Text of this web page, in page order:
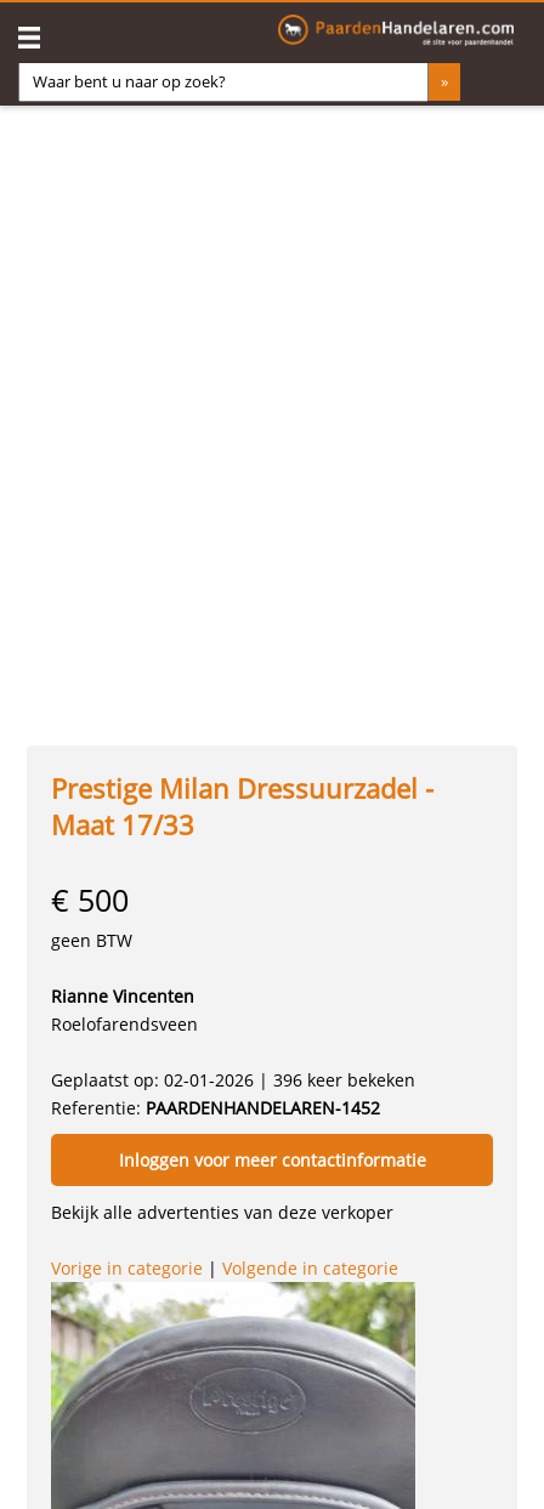
Prestige Milan Dressuurzadel -
Maat 17/33
€ 500
geen BTW
Rianne Vincenten
Roelofarendsveen
Geplaatst op: 02-01-2026 | 396 keer bekeken
Referentie: PAARDENHANDELAREN-1452
Inloggen voor meer contactinformatie
Bekijk alle advertenties van deze verkoper
Vorige in categorie |Volgende in categorie